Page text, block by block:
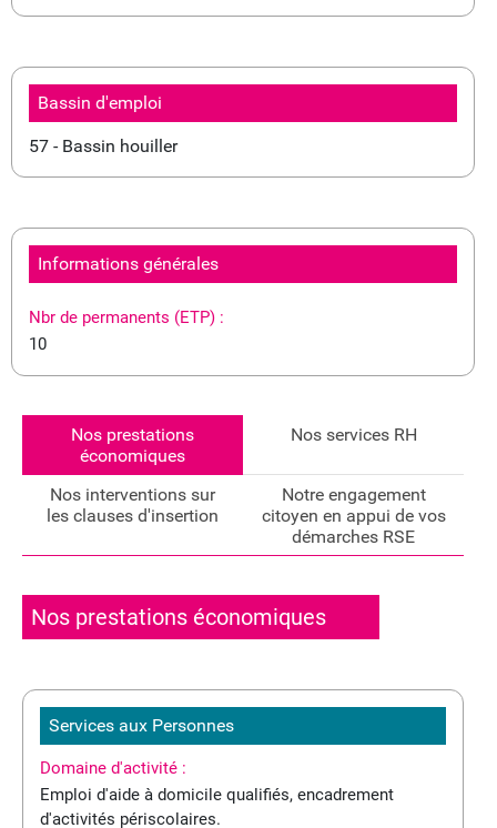
Bassin d'emploi
57 - Bassin houiller
Informations générales
Nbr de permanents (ETP) :
10
Nos prestations
économiques
Nos services RH
Nos interventions sur
les clauses d'insertion
Notre engagement
citoyen en appui de vos
démarches RSE
Nos prestations économiques
Services aux Personnes
Domaine d'activité :
Emploi d'aide à domicile qualifiés, encadrement
d'activités périscolaires.